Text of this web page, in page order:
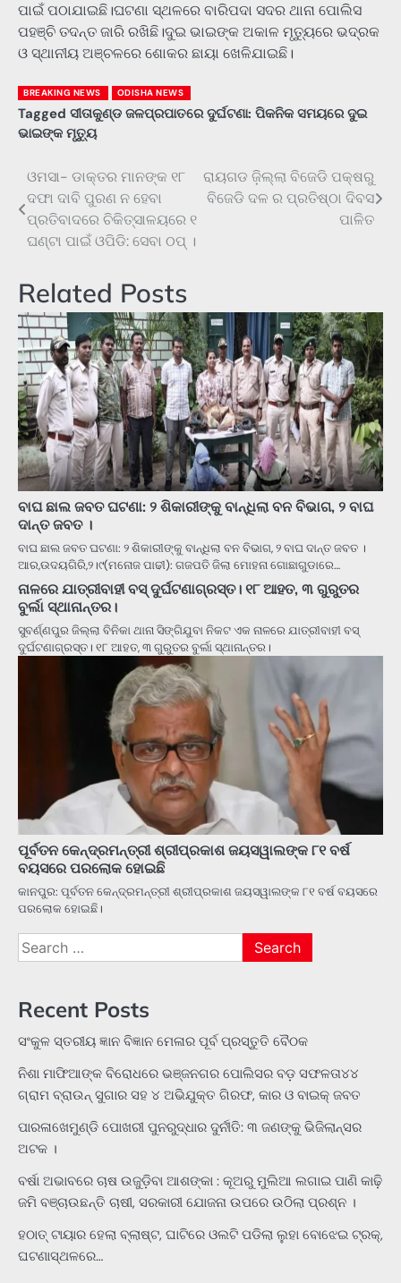
ପାଇଁ ପଠାଯାଇଛି।ଘଟଣା ସ୍ଥଳରେ ବାରିପଦା ସଦର ଥାନା ପୋଲିସ
ପହଞ୍ଚି ତଦନ୍ତ ଜାରି ରଖିଛି।ଦୁଇ ଭାଇଙ୍କ ଅକାଳ ମୃତ୍ୟୁରେ ଭଦ୍ରକ
ଓ ସ୍ଥାନୀୟ ଅଞ୍ଚଳରେ ଶୋକର ଛାୟା ଖେଳିଯାଇଛି।
BREAKING NEWS ODISHA NEWS
Tagged ସୀତାକୁଣ୍ଡ ଜଳପ୍ରପାତରେ ଦୁର୍ଘଟଣା: ପିକନିକ ସମୟରେ ଦୁଇ
ଭାଇଙ୍କ ମୃତ୍ୟୁ
Post
navigation
ଓମସା- ଡାକ୍ତର ମାନଙ୍କ ୧୮
ଦଫା ଦାବି ପୁରଣ ନ ହେବା
ପ୍ରତିବାଦରେ ଚିକିତ୍ସାଳୟରେ ୧
ଘଣ୍ଟା ପାଇଁ ଓପିଡି: ସେବା ଠପ୍ ।
ରାୟଗଡ ଜ଼ିଲ୍ଲା ବିଜେଡି ପକ୍ଷରୁ
ବିଜେଡି ଦଳ ର ପ୍ରତିଷ୍ଠା ଦିବସ
ପାଳିତ
Related Posts
ବାଘ ଛାଲ ଜବତ ଘଟଣା: ୨ ଶିକାରୀଙ୍କୁ ବାନ୍ଧିଲା ବନ ବିଭାଗ, ୨ ବାଘ
ଦାନ୍ତ ଜବତ ।
ବାଘ ଛାଲ ଜବତ ଘଟଣା: ୨ ଶିକାରୀଙ୍କୁ ବାନ୍ଧିଲା ବନ ବିଭାଗ, ୨ ବାଘ ଦାନ୍ତ ଜବତ ।
ଆର,ଉଦୟଗିରି,୨।୯(ମନୋଜ ପାଢୀ): ଗଜପତି ଜିଲା ମୋହନା ଗୋଛାଗୁଡାରେ…
ନାଳରେ ଯାତ୍ରୀବାହୀ ବସ୍‌ ଦୁର୍ଘଟଣାଗ୍ରସ୍ତ। ୧୮ ଆହତ, ୩ ଗୁରୁତର
ବୁର୍ଲା ସ୍ଥାନାନ୍ତର।
ସୁବର୍ଣ୍ଣପୁର ଜିଲ୍ଲା ବିନିକା ଥାନା ସିଙ୍ଗିଯୁବା ନିକଟ‌ ଏକ ନାଳରେ ଯାତ୍ରୀବାହୀ ବସ୍‌
ଦୁର୍ଘଟଣାଗ୍ରସ୍ତ। ୧୮ ଆହତ, ୩ ଗୁରୁତର ବୁର୍ଲା ସ୍ଥାନାନ୍ତର।
ପୂର୍ବତନ କେନ୍ଦ୍ରମନ୍ତ୍ରୀ ଶ୍ରୀପ୍ରକାଶ ଜୟସୱାଲଙ୍କ ୮୧ ବର୍ଷ
ବୟସରେ ପରଲୋକ ହୋଇଛି
କାନପୁର: ପୂର୍ବତନ କେନ୍ଦ୍ରମନ୍ତ୍ରୀ ଶ୍ରୀପ୍ରକାଶ ଜୟସୱାଲଙ୍କ ୮୧ ବର୍ଷ ବୟସରେ
ପରଲୋକ ହୋଇଛି।
Search
for:
Recent Posts
ସଂକୁଳ ସ୍ତରୀୟ ଜ୍ଞାନ ବିଜ୍ଞାନ ମେଳାର ପୂର୍ବ ପ୍ରସ୍ତୁତି ବୈଠକ
ନିଶା ମାଫିଆଙ୍କ ବିରୋଧରେ ଭଞ୍ଜନଗର ପୋଲିସର ବଡ଼ ସଫଳତା୪୪
ଗ୍ରାମ ବ୍ରାଉନ୍ ସୁଗାର ସହ ୪ ଅଭିଯୁକ୍ତ ଗିରଫ, କାର ଓ ବାଇକ୍ ଜବତ
ପାରଳାଖେମୁଣ୍ଡି ପୋଖରୀ ପୁନରୁଦ୍ଧାର ଦୁର୍ନୀତି: ୩ ଜଣଙ୍କୁ ଭିଜିଲାନ୍ସର
ଅଟକ ।
ବର୍ଷା ଅଭାବରେ ଚାଷ ଉଜୁଡ଼ିବା ଆଶଙ୍କା : କୂଅରୁ ମୁଲିଆ ଲଗାଇ ପାଣି କାଢ଼ି
ଜମି ବଞ୍ଚାଉଛନ୍ତି ଚାଷୀ, ସରକାରୀ ଯୋଜନା ଉପରେ ଉଠିଲା ପ୍ରଶ୍ନ ।
ହଠାତ୍‌ ଟାୟାର ହେଲା ବ୍ଲାଷ୍ଟ, ଘାଟିରେ ଓଲଟି ପଡିଲା ଲୁହା ବୋଝେଇ ଟ୍ରକ୍‌,
ଘଟଣାସ୍ଥଳରେ…